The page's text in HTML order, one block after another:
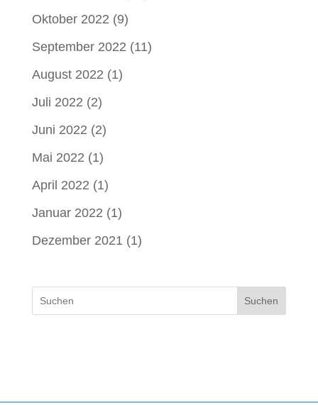
Oktober 2022 (9)
September 2022 (11)
August 2022 (1)
Juli 2022 (2)
Juni 2022 (2)
Mai 2022 (1)
April 2022 (1)
Januar 2022 (1)
Dezember 2021 (1)
Suchen